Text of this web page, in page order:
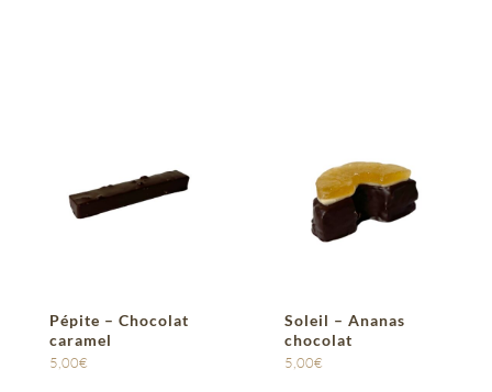
Pépite – Chocolat
caramel
5,00€
Soleil – Ananas
chocolat
5,00€